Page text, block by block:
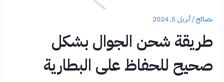
نصائح/أبريل 5, 2024
طريقة شحن الجوال بشكل
صحيح للحفاظ على البطارية